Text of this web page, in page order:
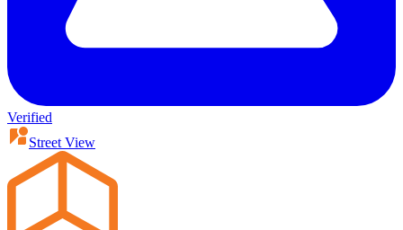
Verified
Street View